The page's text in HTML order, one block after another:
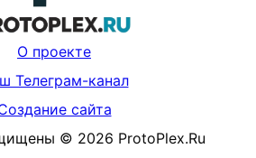
О проекте
Телеграм-канал
сайта
© 2026 ProtoPlex.Ru